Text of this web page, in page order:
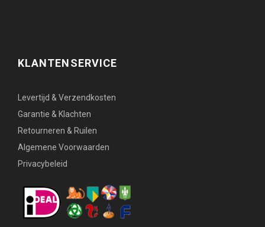
KLANTENSERVICE
Levertijd & Verzendkosten
Garantie & Klachten
Retourneren & Ruilen
Algemene Voorwaarden
Privacybeleid